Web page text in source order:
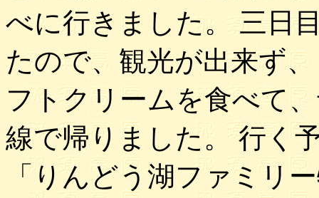
べに行きました。 三日
たので、観光が出来ず
フトクリームを食べて
線で帰りました。 行く
「りんどう湖ファミリ